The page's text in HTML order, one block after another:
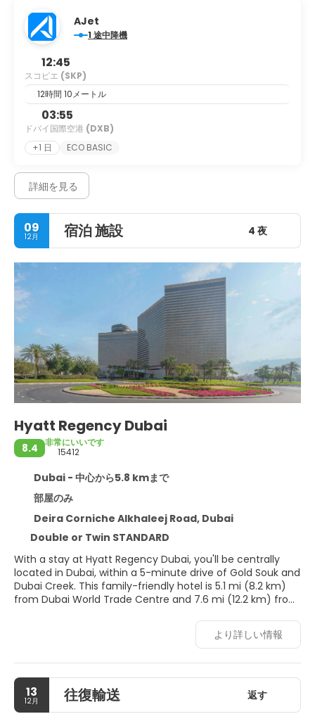
AJet
1 途中降機
12:45
スコピエ (SKP)
12時間 10メートル
03:55
ドバイ国際空港 (DXB)
+1 日
ECO BASIC
詳細を見る
09
12月 宿泊 施設 4 夜
Hyatt Regency Dubai
8.4
非常にいいです
15412
Dubai - 中心から5.8 kmまで
部屋のみ
Deira Corniche Alkhaleej Road, Dubai
Double or Twin STANDARD
With a stay at Hyatt Regency Dubai, you'll be centrally
located in Dubai, within a 5-minute drive of Gold Souk and
Dubai Creek. This family-friendly hotel is 5.1 mi (8.2 km)
from Dubai World Trade Centre and 7.6 mi (12.2 km) from
Pamper yourself with a visit to the spa, which offers
massages, body treatments, and facials. If you're looking
for recreational opportunities, you'll find outdoor tennis
courts, an outdoor pool, and a hot tub. Additional
amenities at this hotel include complimentary wireless
internet access, concierge services, and babysitting
より詳しい情報
13
12月 往復輸送 返す